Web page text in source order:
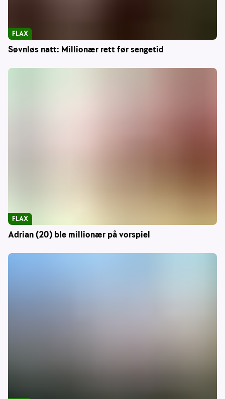
Søvnløs natt: Millionær rett før sengetid
FLAX
Adrian (20) ble millionær på vorspiel
FLAX